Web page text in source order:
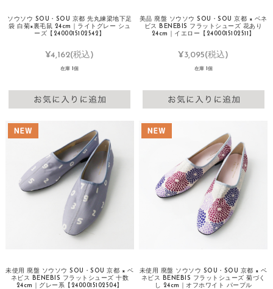
ソウソウ SOU・SOU 京都 先丸練梁地下足
袋 白菊×裏毛鼠 24cm｜ライトグレー シュ
ーズ【2400015102542】
¥4,162(税込)
在庫 1個
美品 廃盤 ソウソウ SOU・SOU 京都 × ベネ
ビス BENEBIS フラットシューズ 花あり
24cm｜イエロー【2400015102511】
¥3,095(税込)
在庫 1個
未使用 廃盤 ソウソウ SOU・SOU 京都 × ベ
ネビス BENEBIS フラットシューズ 十数
24cm｜グレー系【2400015102504】
未使用 廃盤 ソウソウ SOU・SOU 京都 × ベ
ネビス BENEBIS フラットシューズ 菊づく
し 24cm｜オフホワイト パープル